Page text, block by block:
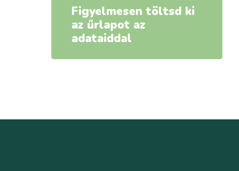
Figyelmesen töltsd ki
az űrlapot az
adataiddal